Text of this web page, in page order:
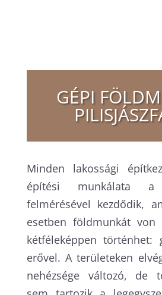
GÉPI
Minden lakossági
építési munkálata a
felmérésével kezdődik,
esetben földmunkát von
kétféleképpen történhet:
erővel. A területeken
nehézsége változó, de